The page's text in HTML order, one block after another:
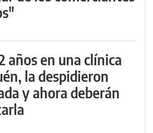
años en una clínica
la despidieron
y ahora deberán